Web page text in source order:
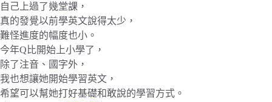
自己上過了幾堂課，
真的發覺以前學英文說得太少，
難怪進度的幅度也小。
今年Q比開始上小學了，
除了注音、國字外，
我也想讓她開始學習英文，
希望可以幫她打好基礎和敢說的學習方式。